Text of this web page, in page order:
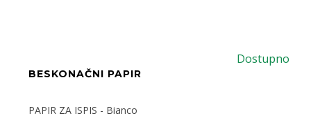
Dostupno
BESKONAČNI PAPIR
PAPIR ZA ISPIS - Bianco